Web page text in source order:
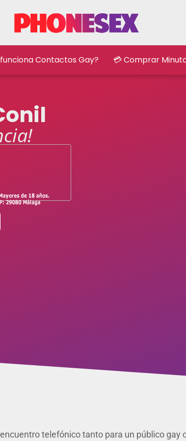
Contactos Gay? 💳 Comprar
telefónico tanto para un público gay